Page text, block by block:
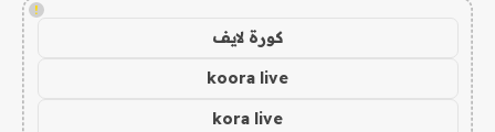
!
كورة لايف
koora live
kora live